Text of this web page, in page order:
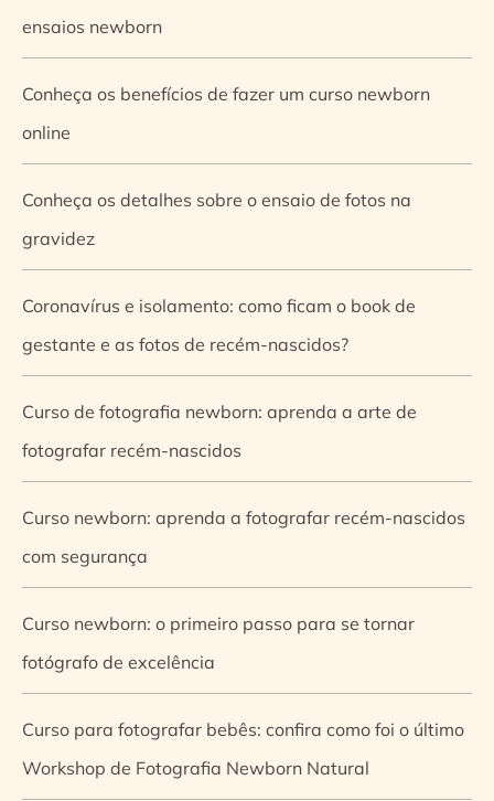
ensaios newborn
Conheça os benefícios de fazer um curso newborn
online
Conheça os detalhes sobre o ensaio de fotos na
gravidez
Coronavírus e isolamento: como ficam o book de
gestante e as fotos de recém-nascidos?
Curso de fotografia newborn: aprenda a arte de
fotografar recém-nascidos
Curso newborn: aprenda a fotografar recém-nascidos
com segurança
Curso newborn: o primeiro passo para se tornar
fotógrafo de excelência
Curso para fotografar bebês: confira como foi o último
Workshop de Fotografia Newborn Natural